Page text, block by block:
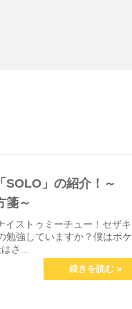
SOLO」の紹介！～
箋～
ストゥミーチュー！セザキ
勉強していますか？僕はポケ
さ...